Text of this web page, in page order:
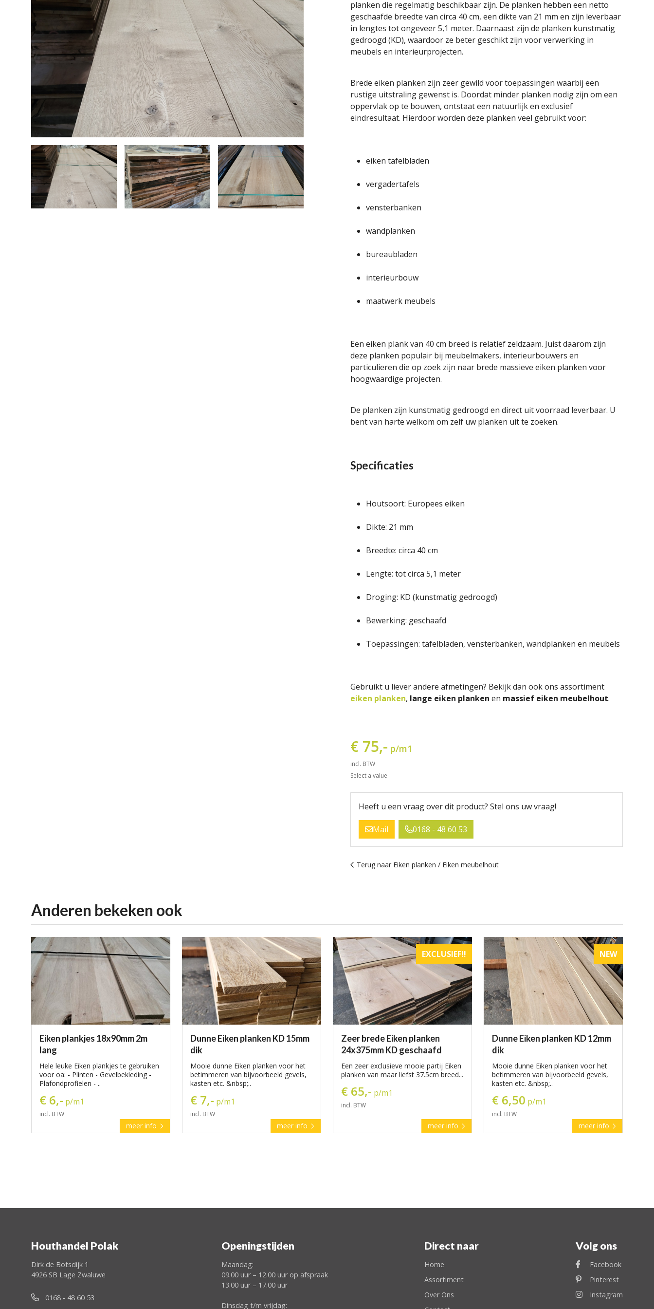
Bouwhout
Hardhout tuinhout
Tops elektrische gitaar
Douglas tuinhout
Steigerhout
Plaatmateriaal
Bouwhout
Vloerdelen
Siberisch Lariks
Geschuurde boomstambladen
Opruiming / Speciale
planken die regelmatig beschikbaar zijn. De planken hebben een netto
geschaafde breedte van circa 40 cm, een dikte van 21 mm en zijn leverbaar
in lengtes tot ongeveer 5,1 meter. Daarnaast zijn de planken kunstmatig
gedroogd (KD), waardoor ze beter geschikt zijn voor verwerking in
meubels en interieurprojecten.
Brede eiken planken zijn zeer gewild voor toepassingen waarbij een
rustige uitstraling gewenst is. Doordat minder planken nodig zijn om een
oppervlak op te bouwen, ontstaat een natuurlijk en exclusief
eindresultaat. Hierdoor worden deze planken veel gebruikt voor:
eiken tafelbladen
vergadertafels
vensterbanken
wandplanken
bureaubladen
interieurbouw
maatwerk meubels
Een eiken plank van 40 cm breed is relatief zeldzaam. Juist daarom zijn
deze planken populair bij meubelmakers, interieurbouwers en
particulieren die op zoek zijn naar brede massieve eiken planken voor
hoogwaardige projecten.
De planken zijn kunstmatig gedroogd en direct uit voorraad leverbaar. U
bent van harte welkom om zelf uw planken uit te zoeken.
Specificaties
Houtsoort: Europees eiken
Dikte: 21 mm
Breedte: circa 40 cm
Lengte: tot circa 5,1 meter
Droging: KD (kunstmatig gedroogd)
Bewerking: geschaafd
Toepassingen: tafelbladen, vensterbanken, wandplanken en meubels
Gebruikt u liever andere afmetingen? Bekijk dan ook ons assortiment
eiken planken, lange eiken planken en massief eiken meubelhout.
€ 75,- p/m1
incl. BTW
Select a value
Heeft u een vraag over dit product? Stel ons uw vraag!
Mail 0168 - 48 60 53
Terug naar Eiken planken / Eiken meubelhout
Anderen bekeken ook
Eiken plankjes 18x90mm 2m
lang
Hele leuke Eiken plankjes te gebruiken
voor oa: - Plinten - Gevelbekleding -
Plafondprofielen - ..
€ 6,- p/m1
incl. BTW
meer info
Dunne Eiken planken KD 15mm
dik
Mooie dunne Eiken planken voor het
betimmeren van bijvoorbeeld gevels,
kasten etc. &nbsp;..
€ 7,- p/m1
incl. BTW
meer info
EXCLUSIEF!!
Zeer brede Eiken planken
24x375mm KD geschaafd
Een zeer exclusieve mooie partij Eiken
planken van maar liefst 37.5cm breed...
€ 65,- p/m1
incl. BTW
meer info
NEW
Dunne Eiken planken KD 12mm
dik
Mooie dunne Eiken planken voor het
betimmeren van bijvoorbeeld gevels,
kasten etc. &nbsp;..
€ 6,50 p/m1
incl. BTW
meer info
Houthandel Polak
Dirk de Botsdijk 1
4926 SB Lage Zwaluwe
0168 - 48 60 53
Openingstijden
Maandag:
09.00 uur – 12.00 uur op afspraak
13.00 uur – 17.00 uur
Dinsdag t/m vrijdag:
Direct naar
Home
Assortiment
Over Ons
Volg ons
Facebook
Pinterest
Instagram